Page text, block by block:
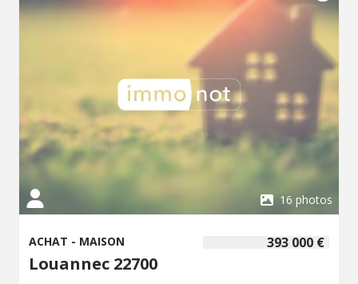
16 photos
393 000 €
ACHAT - MAISON
Louannec 22700